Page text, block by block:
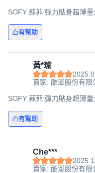
SOFY 蘇菲 彈力貼身超薄
有幫助
黃*瑜
賣家: 酷澎股份有限
SOFY 蘇菲 彈力貼身超薄
有幫助
Che***
賣家: 酷澎股份有限